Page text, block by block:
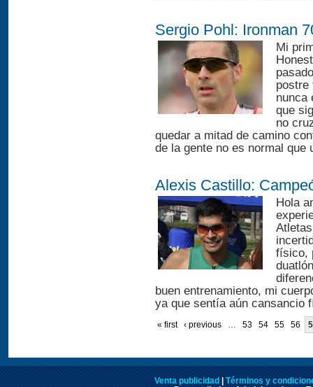
Sergio Pohl: Ironman
Mi
postre
nunca
que
no
quedar a mitad de camino
de la gente no es normal
Alexis Castillo:
Hola
físico,
buen entrenamiento, mi
ya que sentía aún cansancio
« first ‹ previous … 53 54 55 56
Venta publicidad
Términos y